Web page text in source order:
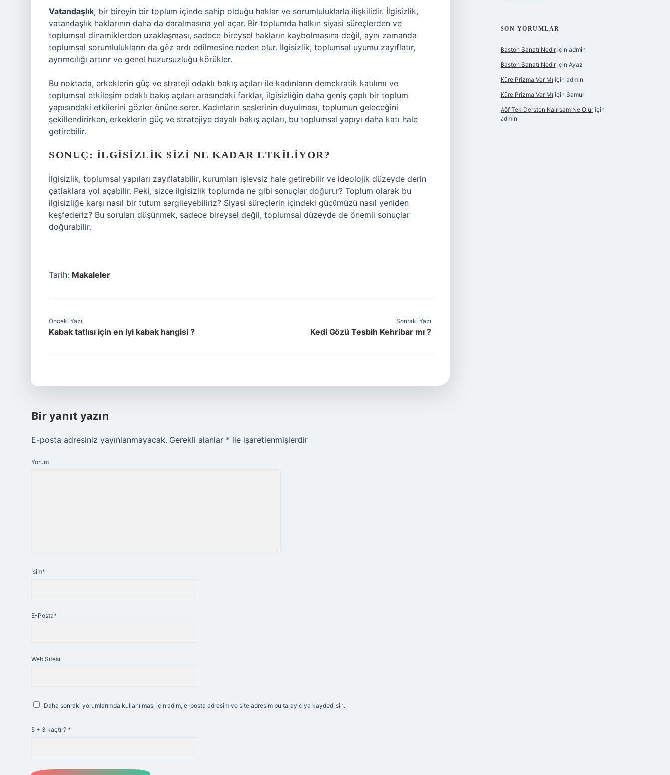
Vatandaşlık, bir bireyin bir toplum içinde sahip olduğu haklar ve sorumluluklarla ilişkilidir. İlgisizlik,
vatandaşlık haklarının daha da daralmasına yol açar. Bir toplumda halkın siyasi süreçlerden ve
toplumsal dinamiklerden uzaklaşması, sadece bireysel hakların kaybolmasına değil, aynı zamanda
toplumsal sorumlulukların da göz ardı edilmesine neden olur. İlgisizlik, toplumsal uyumu zayıflatır,
ayrımcılığı artırır ve genel huzursuzluğu körükler.
Bu noktada, erkeklerin güç ve strateji odaklı bakış açıları ile kadınların demokratik katılımı ve
toplumsal etkileşim odaklı bakış açıları arasındaki farklar, ilgisizliğin daha geniş çaplı bir toplum
yapısındaki etkilerini gözler önüne serer. Kadınların seslerinin duyulması, toplumun geleceğini
şekillendirirken, erkeklerin güç ve stratejiye dayalı bakış açıları, bu toplumsal yapıyı daha katı hale
getirebilir.
SONUÇ: İLGISIZLIK SIZI NE KADAR ETKILIYOR?
İlgisizlik, toplumsal yapıları zayıflatabilir, kurumları işlevsiz hale getirebilir ve ideolojik düzeyde derin
çatlaklara yol açabilir. Peki, sizce ilgisizlik toplumda ne gibi sonuçlar doğurur? Toplum olarak bu
ilgisizliğe karşı nasıl bir tutum sergileyebiliriz? Siyasi süreçlerin içindeki gücümüzü nasıl yeniden
keşfederiz? Bu soruları düşünmek, sadece bireysel değil, toplumsal düzeyde de önemli sonuçlar
doğurabilir.
Tarih: Makaleler
Önceki Yazı
Kabak tatlısı için en iyi kabak hangisi ?
Sonraki Yazı
Kedi Gözü Tesbih Kehribar mı ?
Bir yanıt yazın
E-posta adresiniz yayınlanmayacak. Gerekli alanlar * ile işaretlenmişlerdir
Yorum
İsim*
E-Posta*
Web Sitesi
Daha sonraki yorumlarımda kullanılması için adım, e-posta adresim ve site adresim bu tarayıcıya kaydedilsin.
5 + 3 kaçtır? *
SON YORUMLAR
Baston Sanatı Nediriçin admin
Baston Sanatı Nediriçin Ayaz
Küre Prizma Var Mı için admin
Küre Prizma Var Mı için Samur
Aöf Tek Dersten Kalırsam Ne Oluriçin
admin